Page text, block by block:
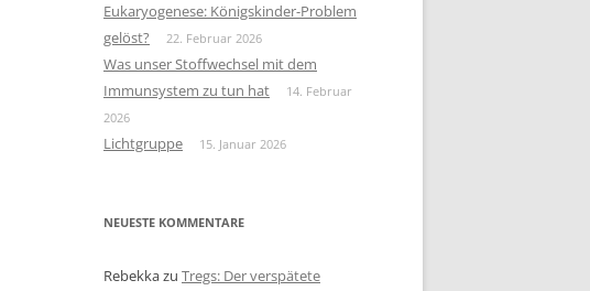
Eukaryogenese: Königskinder-Problem
gelöst?
22. Februar 2026
Was unser Stoffwechsel mit dem
Immunsystem zu tun hat
14. Februar
2026
Lichtgruppe 15. Januar 2026
NEUESTE KOMMENTARE
Rebekkazu Tregs: Der verspätete